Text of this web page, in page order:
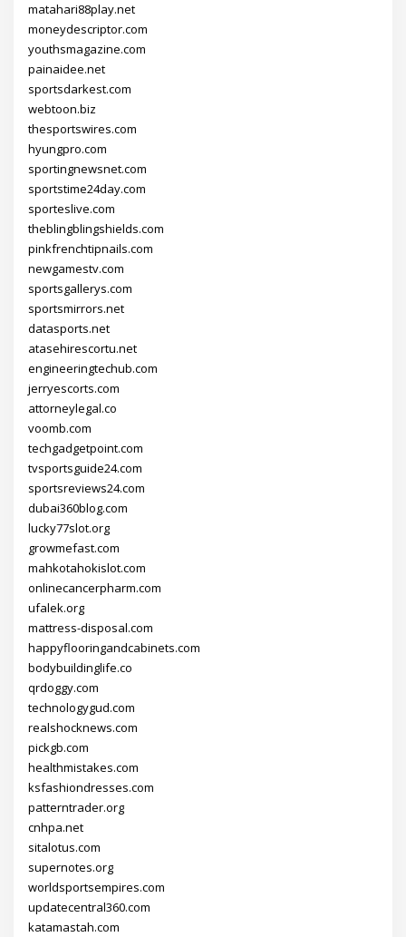
matahari88play.net
moneydescriptor.com
youthsmagazine.com
painaidee.net
sportsdarkest.com
webtoon.biz
thesportswires.com
hyungpro.com
sportingnewsnet.com
sportstime24day.com
sporteslive.com
theblingblingshields.com
pinkfrenchtipnails.com
newgamestv.com
sportsgallerys.com
sportsmirrors.net
datasports.net
atasehirescortu.net
engineeringtechub.com
jerryescorts.com
attorneylegal.co
voomb.com
techgadgetpoint.com
tvsportsguide24.com
sportsreviews24.com
dubai360blog.com
lucky77slot.org
growmefast.com
mahkotahokislot.com
onlinecancerpharm.com
ufalek.org
mattress-disposal.com
happyflooringandcabinets.com
bodybuildinglife.co
qrdoggy.com
technologygud.com
realshocknews.com
pickgb.com
healthmistakes.com
ksfashiondresses.com
patterntrader.org
cnhpa.net
sitalotus.com
supernotes.org
worldsportsempires.com
updatecentral360.com
katamastah.com